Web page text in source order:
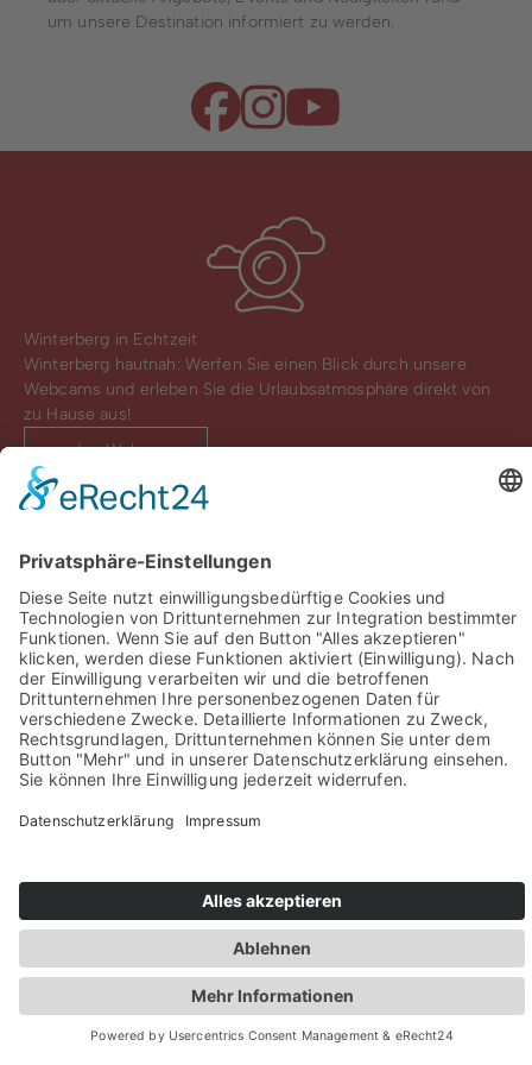
um unsere Destination informiert zu werden.
Winterberg in Echtzeit
Winterberg hautnah: Werfen Sie einen Blick durch unsere
Webcams und erleben Sie die Urlaubsatmosphäre direkt von
zu Hause aus!
zu den Webcams
Sie haben Fragen? Rufen Sie uns doch direkt an!
0049 2981 800 0
Impressum Datenschutz Barrierefreiheit
Rechtsverbindliche elektronische Kommunikation